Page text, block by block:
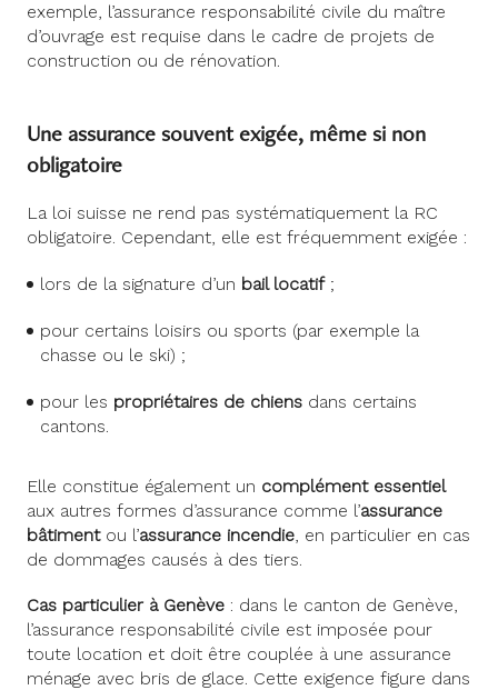
exemple, l’assurance responsabilité civile du maître
d’ouvrage est requise dans le cadre de projets de
construction ou de rénovation.
Une assurance souvent exigée, même si non
obligatoire
La loi suisse ne rend pas systématiquement la RC
obligatoire. Cependant, elle est fréquemment exigée :
lors de la signature d’un bail locatif;
pour certains loisirs ou sports (par exemple la
chasse ou le ski) ;
pour les propriétaires de chiens dans certains
cantons.
Elle constitue également un complément essentiel
aux autres formes d’assurance comme l’assurance
bâtimentou l’assurance incendie , en particulier en cas
de dommages causés à des tiers.
Cas particulier à Genève : dans le canton de Genève,
l’assurance responsabilité civile est imposée pour
toute location et doit être couplée à une assurance
ménage avec bris de glace. Cette exigence figure dans